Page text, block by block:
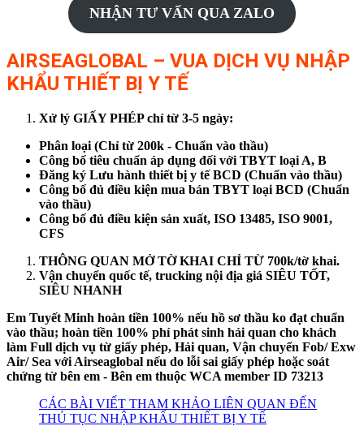
NHẬN TƯ VẤN QUA ZALO
AIRSEAGLOBAL – VUA DỊCH VỤ NHẬP
KHẨU THIẾT BỊ Y TẾ
Xử lý GIẤY PHÉP chỉ từ 3-5 ngày:
Phân loại (Chỉ từ 200k - Chuẩn vào thầu)
Công bố tiêu chuẩn áp dụng đối với TBYT loại A, B
Đăng ký Lưu hành thiết bị y tế BCD (Chuẩn vào thầu)
Công bố đủ điều kiện mua bán TBYT loại BCD (Chuẩn
vào thầu)
Công bố đủ điều kiện sản xuất, ISO 13485, ISO 9001,
CFS
THÔNG QUAN MỞ TỜ KHAI CHỈ TỪ 700k/tờ khai.
Vận chuyển quốc tế, trucking nội địa giá SIÊU TỐT,
SIÊU NHANH
Em Tuyết Minh hoàn tiền 100% nếu hồ sơ thầu ko đạt chuẩn
vào thầu; hoàn tiền 100% phí phát sinh hải quan cho khách
làm Full dịch vụ từ giấy phép, Hải quan, Vận chuyển Fob/ Exw
Air/ Sea với Airseaglobal nếu do lỗi sai giấy phép hoặc soát
chứng từ bên em - Bên em thuộc WCA member ID 73213
CÁC BÀI VIẾT THAM KHẢO LIÊN QUAN ĐẾN
THỦ TỤC NHẬP KHẨU THIẾT BỊ Y TẾ